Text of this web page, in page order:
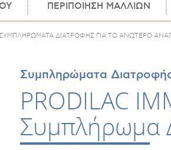
ΠΕΡΙΠΟΙΗΣΗ ΜΑΛΛΙΩΝ
ΔΙΑΤΡΟΦΗΣ ΓΙΑ ΤΟ ΑΝΩΤΕΡΟ
Συμπληρώματα
PRODILAC
Συμπλήρωμα